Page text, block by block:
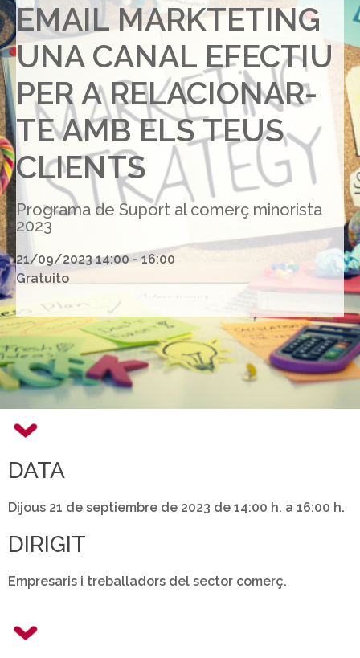
EMAIL MARKTETING
UNA CANAL EFECTIU
PER A RELACIONAR-
TE AMB ELS TEUS
CLIENTS
Programa de Suport al comerç minorista
2023
21/09/2023 14:00 - 16:00
Gratuito
DATA
Dijous 21 de septiembre de 2023 de 14:00 h. a 16:00 h.
DIRIGIT
Empresaris i treballadors del sector comerç.